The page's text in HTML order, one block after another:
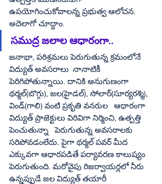
ఉపయోగించుకోవాలన్న ప్రభుత్వ ఆలోచన.
అదెలాగో చూద్దాం.
సముద్ర జలాల ఆధారంగా..
జనాభా, పరిశ్రమలు పెరుగుతున్న క్రమంలోనే
విద్యుత్ అవసరాలు  నానాటికీ
పెరిగిపోతున్నాయి. దానికి అనుగుణంగా
థర్మల్(బొగ్గు), జల(హైడల్), సోలార్(సూర్యరశ్మి),
విండ్(గాలి) వంటి ప్రకృతి వనరుల   ఆధారంగా
విద్యుత్ ప్రాజెక్టులు విరివిగా నిర్మించి, ఉత్పత్తి
పెంచుతున్నా   పెరుగుతున్న అవసరాలకు
సరిపోవడంలేదు. పైగా థర్మల్ పవర్ మీద
ఎక్కువగా ఆధారపడితే పర్యావరణ కాలుష్యం
పెరుగుతుంది. మరోవైపు రిజర్వాయర్లలో నీరు
ఉన్నప్పుడే జల విద్యుత్ తయారీ